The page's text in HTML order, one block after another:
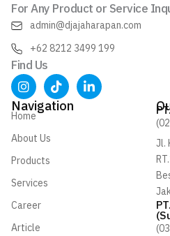
For Any Product or Service
admin@djajaharapan.com
+62 8212 3499 199
Find Us
I
n
s
t
g
r
a
m
T
i
k
L
i
n
Navigation
Home
About Us
Products
Services
Career
Article
Jl.